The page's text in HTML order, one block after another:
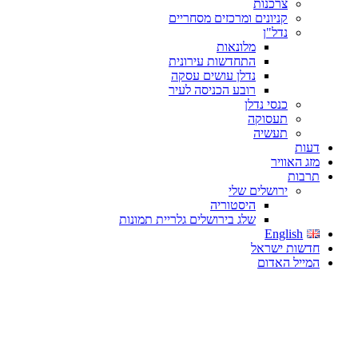
צרכנות
קניונים ומרכזים מסחריים
נדל"ן
מלונאות
התחדשות עירונית
נדלן עושים עסקה
רובע הכניסה לעיר
כנסי נדלן
תעסוקה
תעשיה
דעות
מזג האוויר
תרבות
ירושלים שלי
היסטוריה
שלג בירושלים גלריית תמונות
English
חדשות ישראל
המייל האדום